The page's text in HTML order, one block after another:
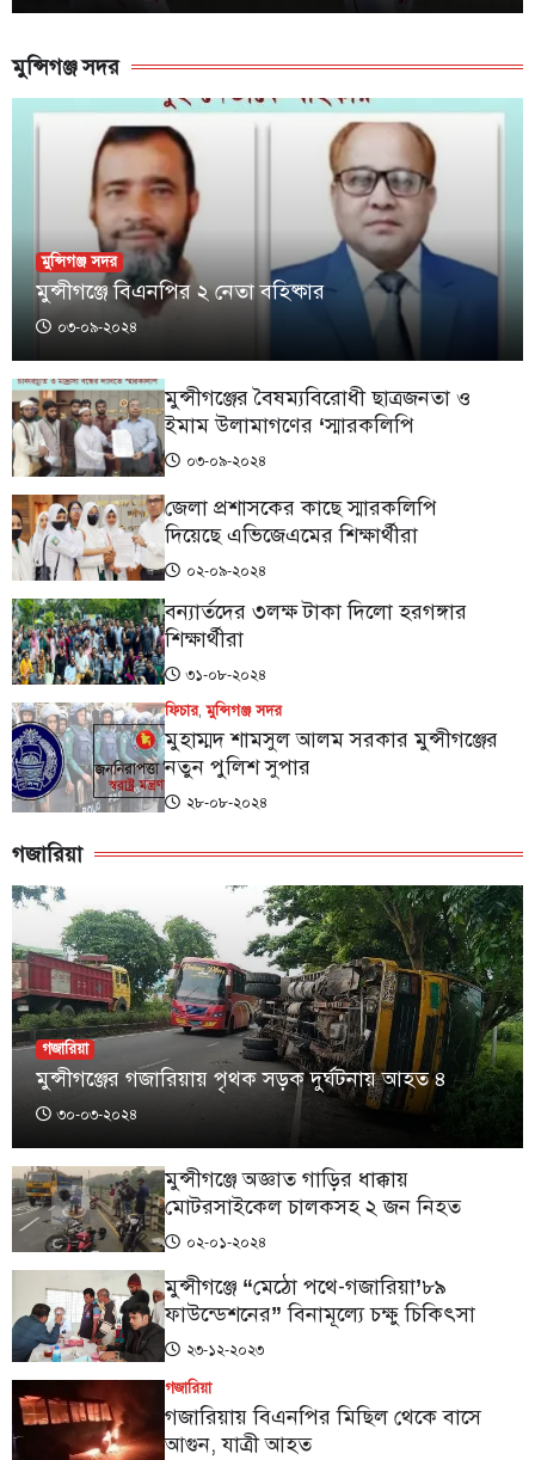
মুন্সিগঞ্জ সদর
মুন্সিগঞ্জ সদর
মুন্সীগঞ্জে বিএনপির ২ নেতা বহিষ্কার
০৩-০৯-২০২৪
মুন্সীগঞ্জের বৈষম্যবিরোধী ছাত্রজনতা ও
ইমাম উলামাগণের ‘স্মারকলিপি
০৩-০৯-২০২৪
জেলা প্রশাসকের কাছে স্মারকলিপি
দিয়েছে এভিজেএমের শিক্ষার্থীরা
০২-০৯-২০২৪
বন্যার্তদের ৩লক্ষ টাকা দিলো হরগঙ্গার
শিক্ষার্থীরা
৩১-০৮-২০২৪
ফিচার,মুন্সিগঞ্জ সদর
মুহাম্মদ শামসুল আলম সরকার মুন্সীগঞ্জের
নতুন পুলিশ সুপার
২৮-০৮-২০২৪
গজারিয়া
গজারিয়া
মুন্সীগঞ্জের গজারিয়ায় পৃথক সড়ক দুর্ঘটনায় আহত ৪
৩০-০৩-২০২৪
মুন্সীগঞ্জে অজ্ঞাত গাড়ির ধাক্কায়
মোটরসাইকেল চালকসহ ২ জন নিহত
০২-০১-২০২৪
মুন্সীগঞ্জে “মেঠো পথে-গজারিয়া’৮৯
ফাউন্ডেশনের” বিনামূল্যে চক্ষু চিকিৎসা
২৩-১২-২০২৩
গজারিয়া
গজারিয়ায় বিএনপির মিছিল থেকে বাসে
আগুন, যাত্রী আহত